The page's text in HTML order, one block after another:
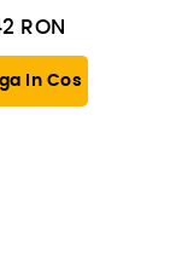
RON
In Cos